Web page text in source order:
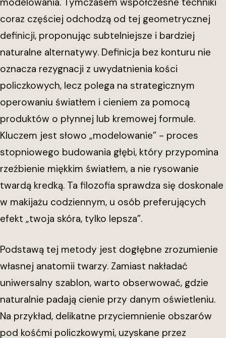
coraz częściej odchodzą od tej geometrycznej
definicji, proponując subtelniejsze i bardziej
naturalne alternatywy. Definicja bez konturu nie
oznacza rezygnacji z uwydatnienia kości
policzkowych, lecz polega na strategicznym
operowaniu światłem i cieniem za pomocą
produktów o płynnej lub kremowej formule.
Kluczem jest słowo „modelowanie” - proces
stopniowego budowania głębi, który przypomina
rzeźbienie miękkim światłem, a nie rysowanie
twardą kredką. Ta filozofia sprawdza się doskonale
w makijażu codziennym, u osób preferujących
efekt „twoja skóra, tylko lepsza”.
Podstawą tej metody jest dogłębne zrozumienie
własnej anatomii twarzy. Zamiast nakładać
uniwersalny szablon, warto obserwować, gdzie
naturalnie padają cienie przy danym oświetleniu.
Na przykład, delikatne przyciemnienie obszarów
pod kośćmi policzkowymi, uzyskane przez